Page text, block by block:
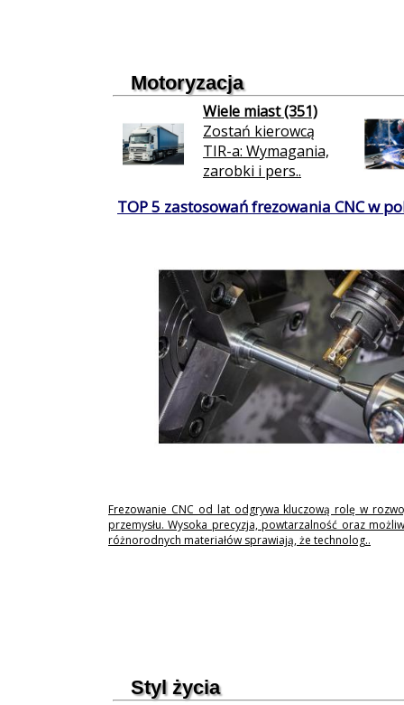
Motoryzacja
Wiele miast (351)
Zostań kierowcą
TIR-a: Wymagania,
zarobki i pers..
TOP 5 zastosowań frezowania CNC w
Frezowanie CNC od lat odgrywa kluczową rolę w
przemysłu. Wysoka precyzja, powtarzalność oraz
różnorodnych materiałów sprawiają, że technolog..
Styl życia